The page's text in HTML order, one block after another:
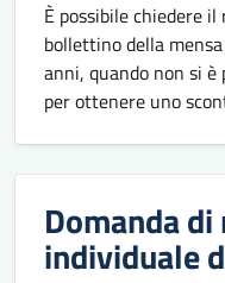
È possibile chiedere
bollettino della
anni, quando non si
per ottenere uno
Domanda
individuale